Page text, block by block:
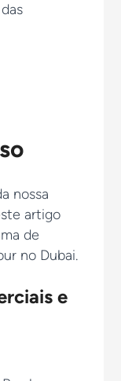
nossa
artigo
de
no Dubai.
e